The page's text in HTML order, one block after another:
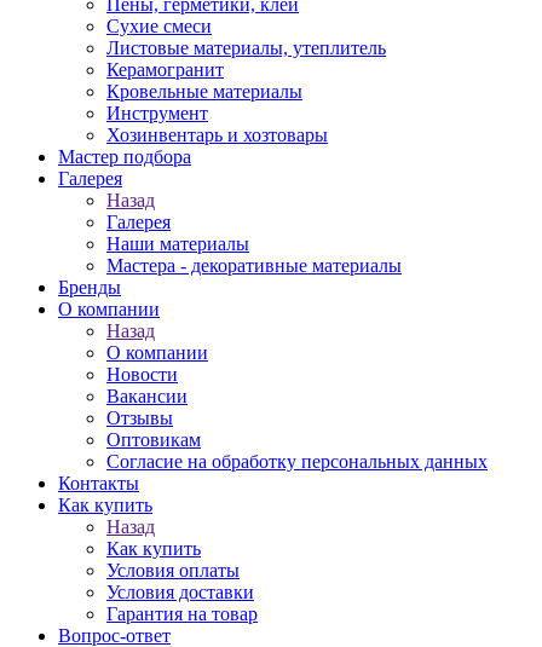
Пены, герметики, клеи
Сухие смеси
Листовые материалы, утеплитель
Керамогранит
Кровельные материалы
Инструмент
Хозинвентарь и хозтовары
Мастер подбора
Галерея
Назад
Галерея
Наши материалы
Мастера - декоративные материалы
Бренды
О компании
Назад
О компании
Новости
Вакансии
Отзывы
Оптовикам
Cогласие на обработку персональных данных
Контакты
Как купить
Назад
Как купить
Условия оплаты
Условия доставки
Гарантия на товар
Вопрос-ответ